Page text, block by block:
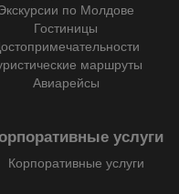
по Молдове
Гостиницы
маршруты
Авиарейсы
услуги
Корпоративные услуги